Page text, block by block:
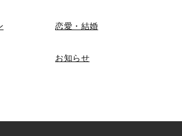
恋愛・結婚
お知らせ